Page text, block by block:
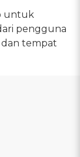
untuk
pengguna
dan tempat